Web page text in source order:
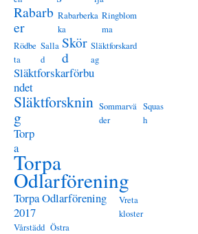
Rabarb
er
Rabarberka
ka
Ringblom
ma
Rödbe
ta
Salla
d
Skör
d
Släktforskard
ag
Släktforskarförbu
ndet
Släktforsknin
g
Sommarvä
der
Squas
h
Torp
a
Torpa
Odlarförening
Torpa Odlarförening
2017
Vreta
kloster
Vårstädd Östra